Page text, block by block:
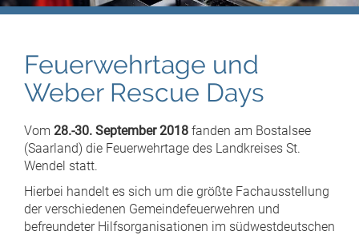
Feuerwehrtage und
Weber Rescue Days
Vom 28.-30. September 2018 fanden am Bostalsee
(Saarland) die Feuerwehrtage des Landkreises St.
Wendel statt.
Hierbei handelt es sich um die größte Fachausstellung
der verschiedenen Gemeindefeuerwehren und
befreundeter Hilfsorganisationen im südwestdeutschen